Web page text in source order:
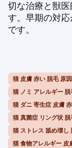
切な治療と獣
す。早期の対
です。
猫 皮膚 赤い 脱毛 原因
猫 ノミ アレルギー
猫 ダニ 寄生症 皮膚
猫 真菌症 リング状
猫 ストレス 舐め壊し
猫 食物アレルギー 皮